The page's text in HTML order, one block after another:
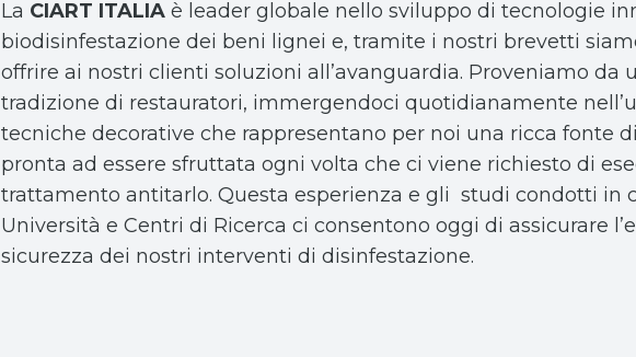
La CIART ITALIAè leader globale nello sviluppo di tecnologie
biodisinfestazione dei beni lignei e, tramite i nostri brevetti
offrire ai nostri clienti soluzioni all’avanguardia. Proveniamo da
tradizione di restauratori, immergendoci quotidianamente
tecniche decorative che rappresentano per noi una ricca fonte
pronta ad essere sfruttata ogni volta che ci viene richiesto di
trattamento antitarlo. Questa esperienza e gli studi condotti in
Università e Centri di Ricerca ci consentono oggi di assicurare
sicurezza dei nostri interventi di disinfestazione.